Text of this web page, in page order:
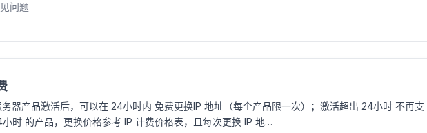
问题
器产品激活后，可以在 24小时内 免费更换IP 地址（每个产品限一次）；激活超出 24小时 不再支
时 的产品，更换价格参考 IP 计费价格表，且每次更换 IP 地…